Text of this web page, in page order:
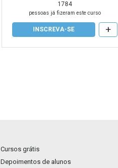
1784
pessoas já fizeram este curso
INSCREVA-SE +
Cursos grátis
Depoimentos de alunos